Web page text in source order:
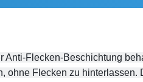
Anti-Flecken-Beschichtung
ohne Flecken zu hinterlassen.